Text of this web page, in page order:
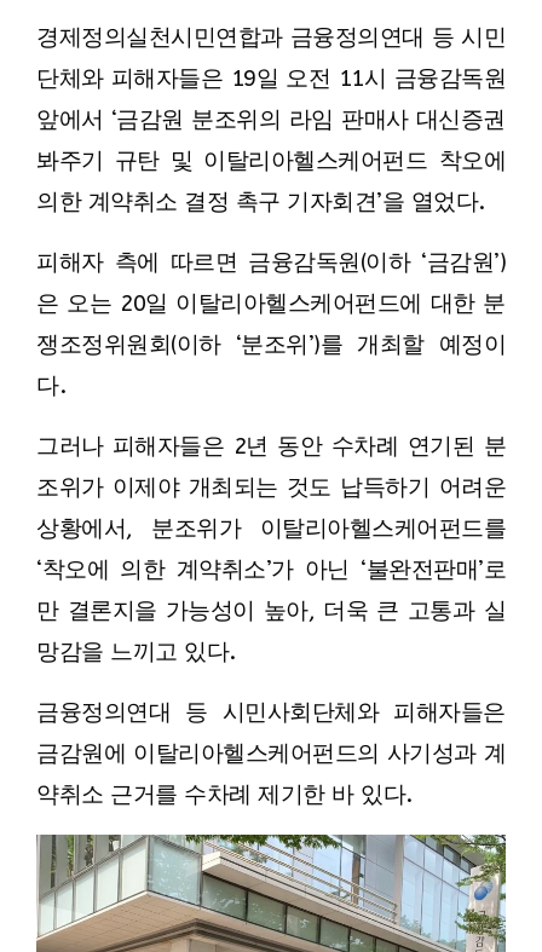
경제정의실천시민연합과 금융정의연대 등 시민
단체와 피해자들은 19일 오전 11시 금융감독원
앞에서 ‘금감원 분조위의 라임 판매사 대신증권
봐주기 규탄 및 이탈리아헬스케어펀드 착오에
의한 계약취소 결정 촉구 기자회견’을 열었다.
피해자 측에 따르면 금융감독원(이하 ‘금감원’)
은 오는 20일 이탈리아헬스케어펀드에 대한 분
쟁조정위원회(이하 ‘분조위’)를 개최할 예정이
다.
그러나 피해자들은 2년 동안 수차례 연기된 분
조위가 이제야 개최되는 것도 납득하기 어려운
상황에서, 분조위가 이탈리아헬스케어펀드를
‘착오에 의한 계약취소’가 아닌 ‘불완전판매’로
만 결론지을 가능성이 높아, 더욱 큰 고통과 실
망감을 느끼고 있다.
금융정의연대 등 시민사회단체와 피해자들은
금감원에 이탈리아헬스케어펀드의 사기성과 계
약취소 근거를 수차례 제기한 바 있다.